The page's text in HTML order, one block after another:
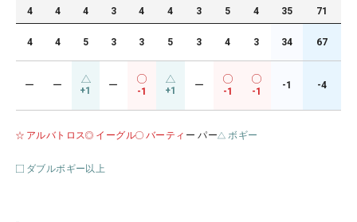
4 4 4 3 4 4 3 5 4 35 71
4 4 5 3 3 5 3 4 3 34 67
ー ー +1 ー
-1 +1 ー
-1 -1
-1 -4
アルバトロス イーグル バーティ ー パー ボギー
ダブルボギー以上